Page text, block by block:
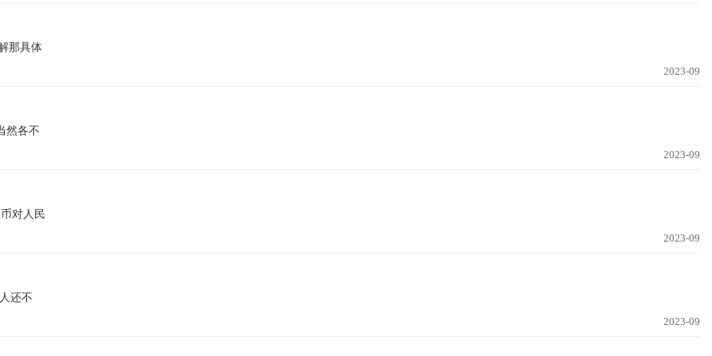
那具体
2023-09
然各不
2023-09
对人民
2023-09
还不
2023-09